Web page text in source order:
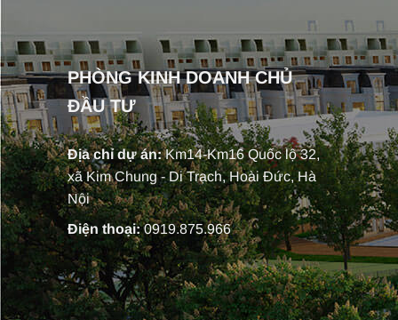
PHÒNG KINH DOANH CHỦ
ĐẦU TƯ
Địa chỉ dự án:Km14-Km16 Quốc lộ 32,
xã Kim Chung - Di Trạch, Hoài Đức, Hà
Nội
Điện thoại:0919.875.966